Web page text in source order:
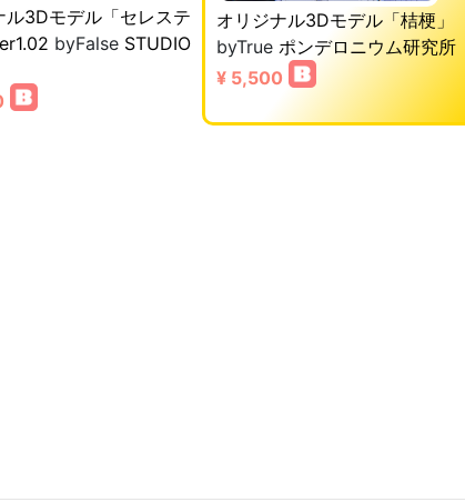
ル3Dモデル「セレステ
byFalse STUDIO
オリジナル3Dモデル「桔梗」
byTrue ポンデロニウム研究所
¥ 5,500